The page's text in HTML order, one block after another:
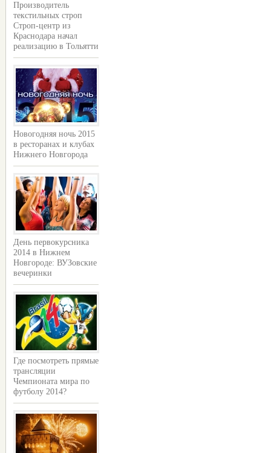
Производитель
текстильных строп
Строп-центр из
Краснодара начал
реализацию в Тольятти
Новогодняя ночь 2015
в ресторанах и клубах
Нижнего Новгорода
День первокурсника
2014 в Нижнем
Новгороде: ВУЗовские
вечеринки
Где посмотреть прямые
трансляции
Чемпионата мира по
футболу 2014?